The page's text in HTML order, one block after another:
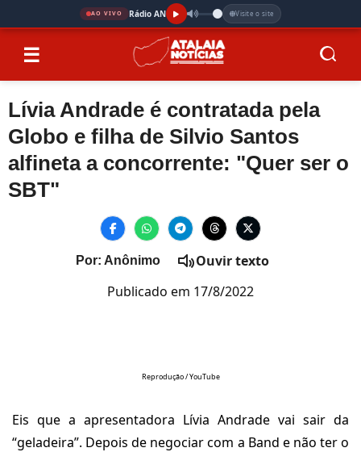
AO VIVO Rádio AN Visite o site
☰
Lívia Andrade é contratada pela
Globo e filha de Silvio Santos
alfineta a concorrente: "Quer ser o
SBT"
Por: Anônimo
Ouvir texto
Publicado em 17/8/2022
Reprodução / YouTube
Eis que a apresentadora Lívia Andrade vai sair da
“geladeira”. Depois de negociar com a Band e não ter o